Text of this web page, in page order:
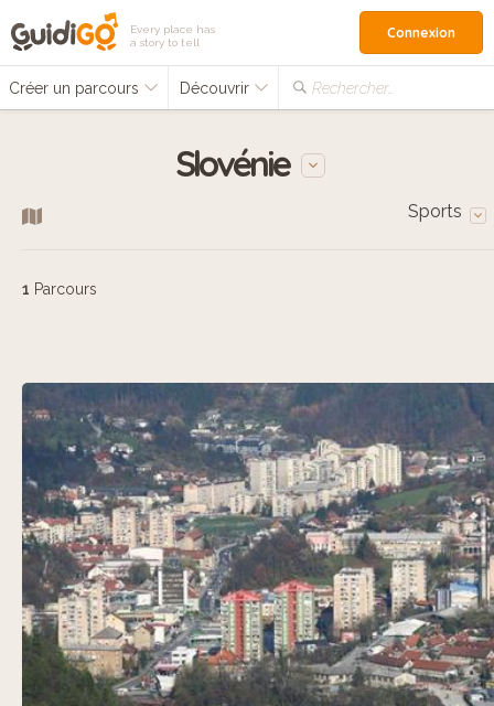
Every place has
a story to tell
Créer un parcours Découvrir Rechercher…
Connexion
Slovénie
Sports
1 Parcours